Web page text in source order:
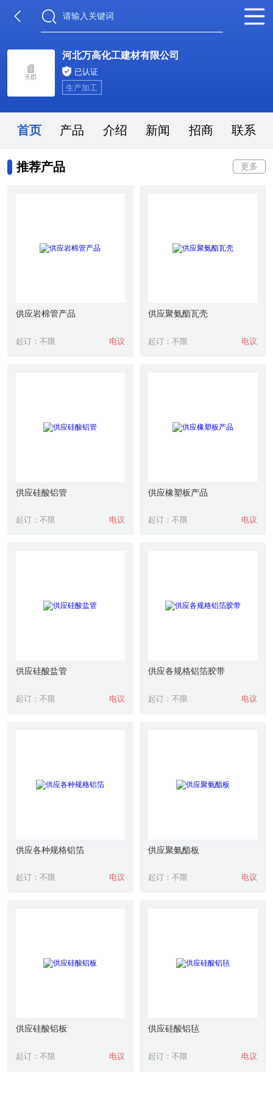
河北万高化工建材有限公司
已认证
生产加工
首页 产品 介绍 新闻 招商 联系
推荐产品 更多
供应岩棉管产品
起订：不限 电议
供应聚氨酯瓦壳
起订：不限 电议
供应硅酸铝管
起订：不限 电议
供应橡塑板产品
起订：不限 电议
供应硅酸盐管
起订：不限 电议
供应各规格铝箔胶带
起订：不限 电议
供应各种规格铝箔
起订：不限 电议
供应聚氨酯板
起订：不限 电议
供应硅酸铝板
起订：不限 电议
供应硅酸铝毡
起订：不限 电议